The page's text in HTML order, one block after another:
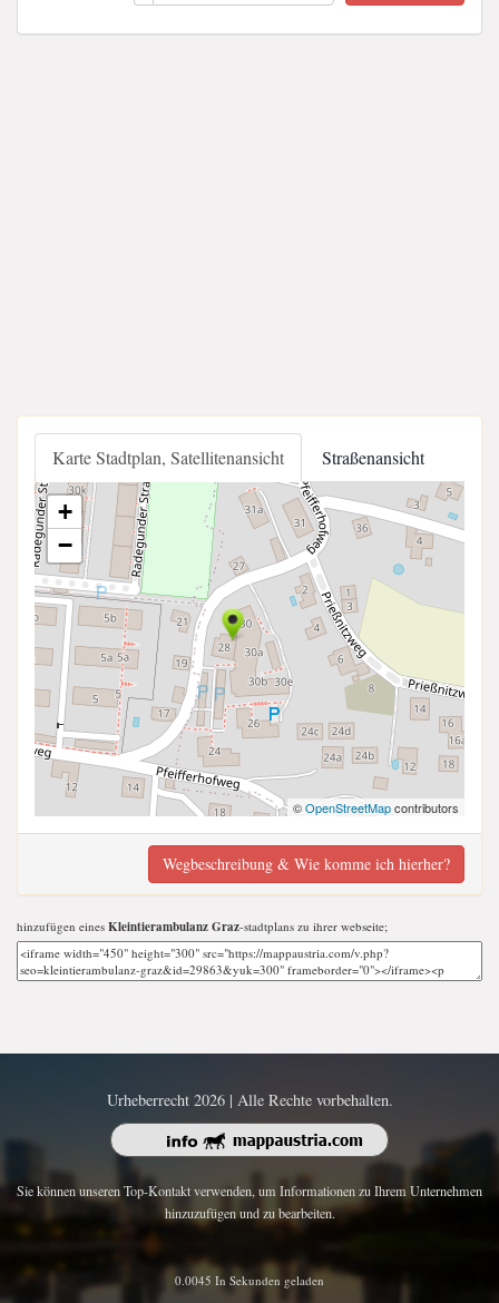
Karte Stadtplan, Satellitenansicht Straßenansicht
+
−
©OpenStreetMapcontributors
Wegbeschreibung & Wie komme ich hierher?
hinzufügen eines Kleintierambulanz Graz-stadtplans zu ihrer webseite;
Urheberrecht 2026 | Alle Rechte vorbehalten.
Sie können unseren Top-Kontakt verwenden, um Informationen zu Ihrem Unternehmen
hinzuzufügen und zu bearbeiten.
0.0045 In Sekunden geladen